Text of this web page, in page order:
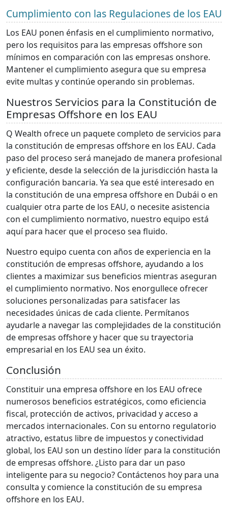
Cumplimiento con las Regulaciones de los EAU
Los EAU ponen énfasis en el cumplimiento normativo,
pero los requisitos para las empresas offshore son
mínimos en comparación con las empresas onshore.
Mantener el cumplimiento asegura que su empresa
evite multas y continúe operando sin problemas.
Nuestros Servicios para la Constitución de
Empresas Offshore en los EAU
Q Wealth ofrece un paquete completo de servicios para
la constitución de empresas offshore en los EAU. Cada
paso del proceso será manejado de manera profesional
y eficiente, desde la selección de la jurisdicción hasta la
configuración bancaria. Ya sea que esté interesado en
la constitución de una empresa offshore en Dubái o en
cualquier otra parte de los EAU, o necesite asistencia
con el cumplimiento normativo, nuestro equipo está
aquí para hacer que el proceso sea fluido.
Nuestro equipo cuenta con años de experiencia en la
constitución de empresas offshore, ayudando a los
clientes a maximizar sus beneficios mientras aseguran
el cumplimiento normativo. Nos enorgullece ofrecer
soluciones personalizadas para satisfacer las
necesidades únicas de cada cliente. Permítanos
ayudarle a navegar las complejidades de la constitución
de empresas offshore y hacer que su trayectoria
empresarial en los EAU sea un éxito.
Conclusión
Constituir una empresa offshore en los EAU ofrece
numerosos beneficios estratégicos, como eficiencia
fiscal, protección de activos, privacidad y acceso a
mercados internacionales. Con su entorno regulatorio
atractivo, estatus libre de impuestos y conectividad
global, los EAU son un destino líder para la constitución
de empresas offshore. ¿Listo para dar un paso
inteligente para su negocio? Contáctenos hoy para una
consulta y comience la constitución de su empresa
offshore en los EAU.